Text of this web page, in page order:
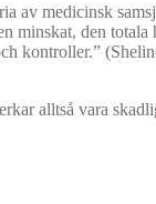
av medicinsk
minskat, den
kontroller.”
alltså vara